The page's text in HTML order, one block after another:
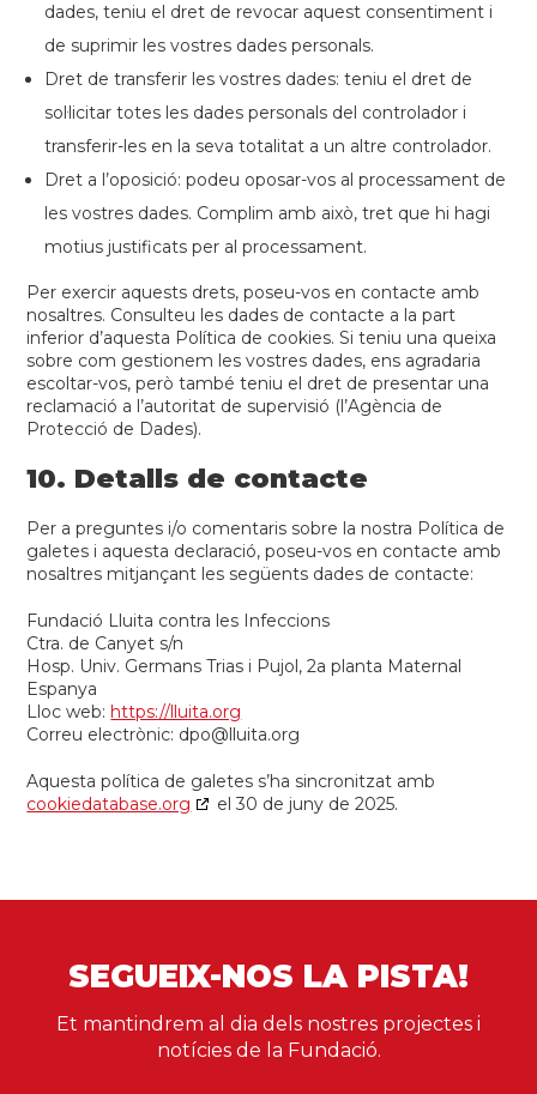
dades, teniu el dret de revocar aquest consentiment i
de suprimir les vostres dades personals.
Dret de transferir les vostres dades: teniu el dret de
sol·licitar totes les dades personals del controlador i
transferir-les en la seva totalitat a un altre controlador.
Dret a l’oposició: podeu oposar-vos al processament de
les vostres dades. Complim amb això, tret que hi hagi
motius justificats per al processament.
Per exercir aquests drets, poseu-vos en contacte amb
nosaltres. Consulteu les dades de contacte a la part
inferior d’aquesta Política de cookies. Si teniu una queixa
sobre com gestionem les vostres dades, ens agradaria
escoltar-vos, però també teniu el dret de presentar una
reclamació a l’autoritat de supervisió (l’Agència de
Protecció de Dades).
10. Detalls de contacte
Per a preguntes i/o comentaris sobre la nostra Política de
galetes i aquesta declaració, poseu-vos en contacte amb
nosaltres mitjançant les següents dades de contacte:
Fundació Lluita contra les Infeccions
Ctra. de Canyet s/n
Hosp. Univ. Germans Trias i Pujol, 2a planta Maternal
Espanya
Lloc web: https://lluita.org
Correu electrònic: dpo@lluita.org
Aquesta política de galetes s’ha sincronitzat amb
cookiedatabase.org
el 30 de juny de 2025.
SEGUEIX-NOS LA PISTA!
Et mantindrem al dia dels nostres projectes i
notícies de la Fundació.